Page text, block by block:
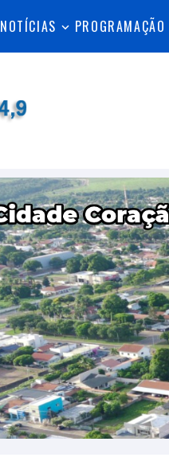
NOTÍCIAS PROGRAMAÇÃO